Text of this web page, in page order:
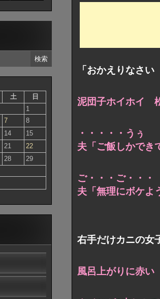
「おかえりなさ
泥団子ホイホイ
・・・・・うぅ
夫「ご飯しかで
ご・・・ご・・・
夫「無理にボケ
右手だけカニの女
風呂上がりに赤
土 日
1
7
8
14
15
21
22
28
29